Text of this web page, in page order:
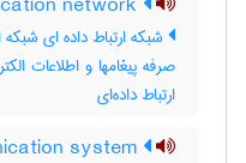
شبکه ارتباط داده ای
صرفه پیغامها و اطلاعات
ارتباط داده‌ای